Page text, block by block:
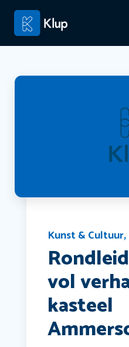
Kunst & Cultuur,
vol
kasteel